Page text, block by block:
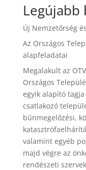
Legújabb
Új Nemzetőrség
Az Országos
alapfeladatai
Megalakult az
Országos
egyik alapító
csatlakozó
bűnmegelőzési,
valamint egyéb
majd végre az
rendészeti